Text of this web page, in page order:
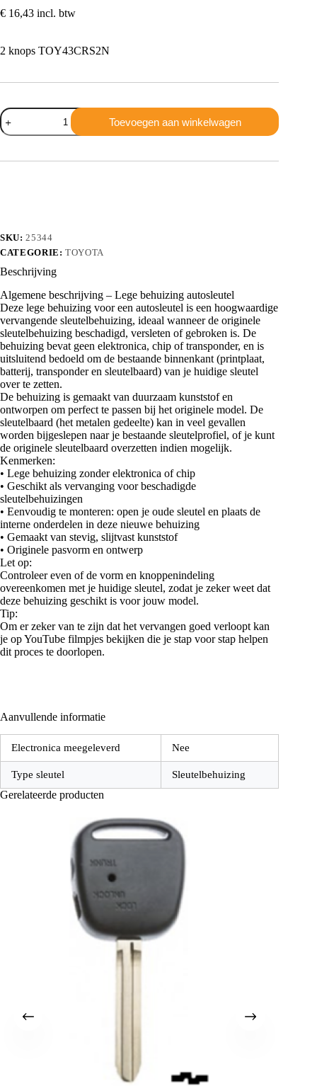
€ 16,43 incl. btw
2 knops TOY43CRS2N
Toyota
2
knops
aantal
Toevoegen aan winkelwagen
SKU:25344
CATEGORIE:TOYOTA
Beschrijving
Algemene beschrijving – Lege behuizing autosleutel
Deze lege behuizing voor een autosleutel is een hoogwaardige
vervangende sleutelbehuizing, ideaal wanneer de originele
sleutelbehuizing beschadigd, versleten of gebroken is. De
behuizing bevat geen elektronica, chip of transponder, en is
uitsluitend bedoeld om de bestaande binnenkant (printplaat,
batterij, transponder en sleutelbaard) van je huidige sleutel
over te zetten.
De behuizing is gemaakt van duurzaam kunststof en
ontworpen om perfect te passen bij het originele model. De
sleutelbaard (het metalen gedeelte) kan in veel gevallen
worden bijgeslepen naar je bestaande sleutelprofiel, of je kunt
de originele sleutelbaard overzetten indien mogelijk.
Kenmerken:
• Lege behuizing zonder elektronica of chip
• Geschikt als vervanging voor beschadigde
sleutelbehuizingen
• Eenvoudig te monteren: open je oude sleutel en plaats de
interne onderdelen in deze nieuwe behuizing
• Gemaakt van stevig, slijtvast kunststof
• Originele pasvorm en ontwerp
Let op:
Controleer even of de vorm en knoppenindeling
overeenkomen met je huidige sleutel, zodat je zeker weet dat
deze behuizing geschikt is voor jouw model.
Tip:
Om er zeker van te zijn dat het vervangen goed verloopt kan
je op YouTube filmpjes bekijken die je stap voor stap helpen
dit proces te doorlopen.
Aanvullende informatie
Electronica meegeleverd Nee
Type sleutel Sleutelbehuizing
Gerelateerde producten